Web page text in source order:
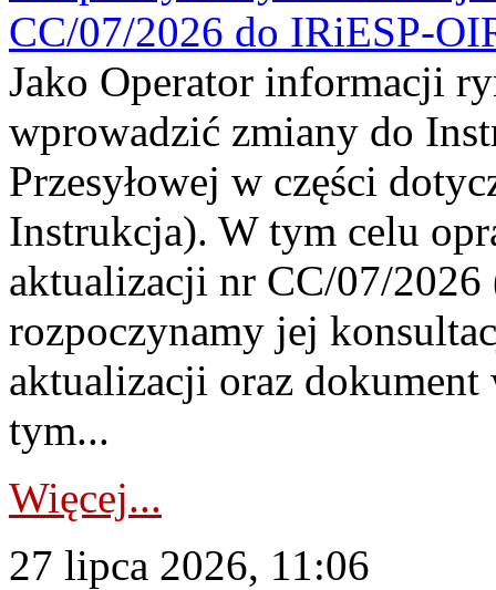
CC/07/2026 do IRiESP-
Jako Operator informacji
wprowadzić zmiany do
Przesyłowej w części
Instrukcja). W tym celu
aktualizacji nr CC/07/
rozpoczynamy jej
aktualizacji oraz
tym...
Więcej...
27 lipca 2026, 11:06